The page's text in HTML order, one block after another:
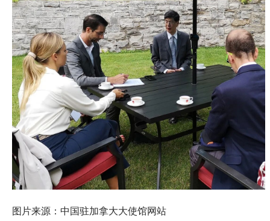
图片来源：中国驻加拿大大使馆网站